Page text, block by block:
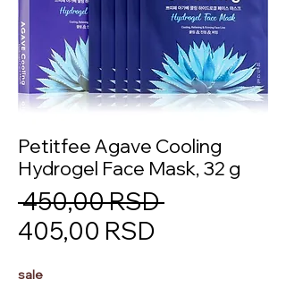
Petitfee Agave Cooling
Hydrogel Face Mask, 32 g
450,00 RSD Обычная
405,00 RSD
sale